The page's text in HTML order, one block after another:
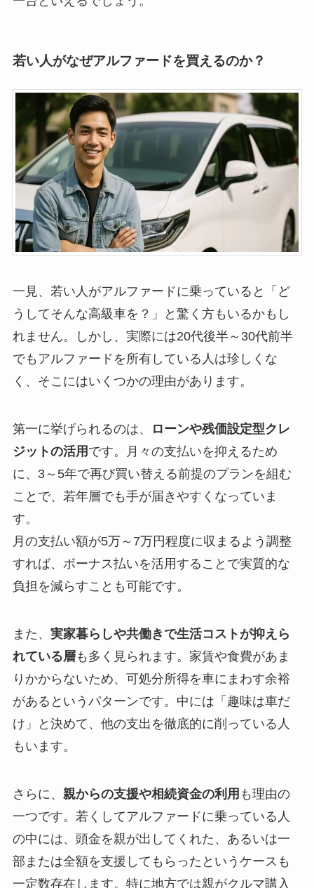
若い人がなぜアルファードを買えるのか？
一見、若い人がアルファードに乗っていると「ど
うしてそんな高級車を？」と驚く方もいるかもし
れません。しかし、実際には20代後半～30代前半
でもアルファードを所有している人は珍しくな
く、そこにはいくつかの理由があります。
第一に挙げられるのは、
ローンや残価設定型クレ
ジットの活用 です。月々の支払いを抑えるため
に、3～5年で再び買い替える前提のプランを組む
ことで、若年層でも手が届きやすくなっていま
す。
月の支払い額が5万～7万円程度に収まるよう調整
すれば、ボーナス払いを活用することで実質的な
負担を減らすことも可能です。
また、 実家暮らしや共働きで生活コストが抑えら
れている層も多く見られます。家賃や食費があま
りかからないため、可処分所得を車にまわす余裕
があるというパターンです。中には「趣味は車だ
け」と決めて、他の支出を徹底的に削っている人
もいます。
さらに、 親からの支援や相続資金の利用 も理由の
一つです。若くしてアルファードに乗っている人
の中には、頭金を親が出してくれた、あるいは一
部または全額を支援してもらったというケースも
一定数存在します。特に地方では親がクルマ購入